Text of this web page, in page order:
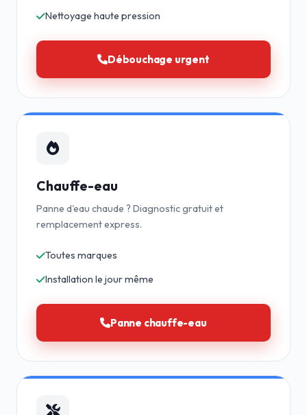
Nettoyage haute pression
Débouchage urgent
Chauffe-eau
Panne d'eau chaude ? Diagnostic gratuit et
remplacement express.
Toutes marques
Installation le jour même
Panne chauffe-eau